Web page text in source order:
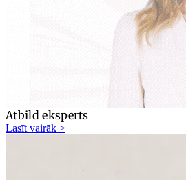
Atbild eksperts
Lasīt vairāk >